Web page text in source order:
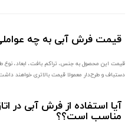
قیمت فرش آبی به چه
قیمت این محصول به جنس، تراکم بافت، ابعاد،
دستباف و طرح‌دار معمولا قیمت بالاتری خواهند
آیا استفاده از فرش آبی در
مناسب است؟؟